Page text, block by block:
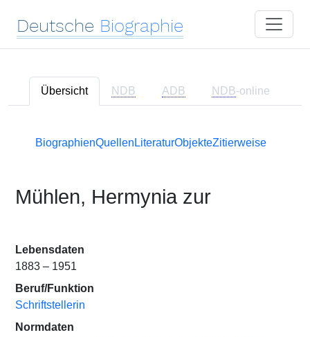
Deutsche Biographie
Übersicht NDB ADB NDB-online
BiographienQuellen LiteraturObjekteZitierweise
Mühlen, Hermynia zur
Lebensdaten
1883 – 1951
Beruf/Funktion
Schriftstellerin
Normdaten